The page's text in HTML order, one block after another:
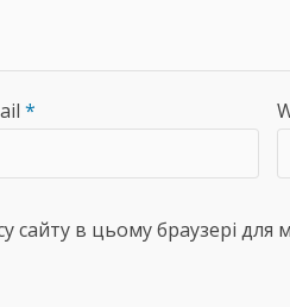
*
сайту в цьому браузері для